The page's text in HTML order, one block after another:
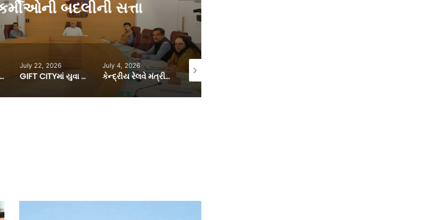
બદલીની સત્તા
સરકારી જમીન ફાળવણીની પ્રક્રિયા ઝડપી અને સરળ બનાવવા, કલેક્ટરો અને ડી.ડી.ઓ.ની સત્તામર્યાદામાં કરાયો વધારો
July 22, 2026
GIFT CITYમાં યુવા ફિનટેક ઈનોવેટર્સ માટે ‘યંગ બિલ્ડર્સ પ્રોગ્રામ’ની જાહેરાત, અરજી કરવાની છેલ્લી તા.16 ઓગસ્ટ
July 4, 2026
કેન્દ્રીય રેલવે મંત્રી અશ્વિની વૈષ્ણવે, અમદાવાદ બુલેટ ટ્રેન સ્ટેશનના નિર્માણની કરી સમીક્ષા